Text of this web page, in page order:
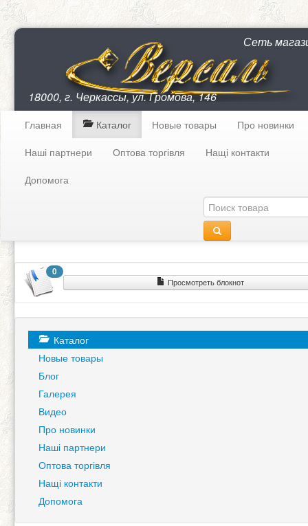
Сеть
18000, г. Черкассы, ул. Громова, 146
Главная Каталог Новые товары
Про новинки
Наші партнери
Оптова торгівля
Нащі контакти
Допомога
0
Просмотреть блокнот
Каталог
Новые товары
Блог
Галерея
Видео
Про новинки
Наші партнери
Оптова торгівля
Нащі контакти
Допомога